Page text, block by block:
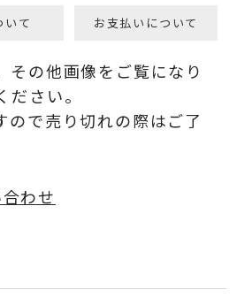
いて お支払いについて
その他画像をご覧になり
さい。
ので売り切れの際はご了
わせ